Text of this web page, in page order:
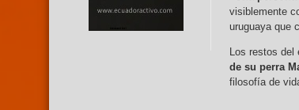
visiblemente
uruguaya que
Los restos del
de su perra
filosofía de